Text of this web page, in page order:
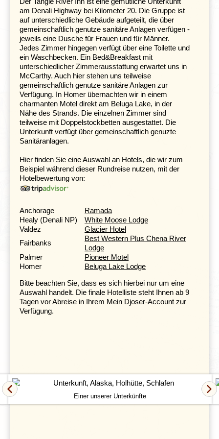
für vier Stunden unter.
Fairbanks & entspannen in den Chena Hot Springs
Tag 5 Healy - Fairbanks
Tag 6 Fairbanks: Chena Hot Springs
Wir setzen unsere Reise weiter nördlich in Richtung
Fairbanks fort, wo wir den Pioneer Park besuchen
können. Dieser Park zeigt die wunderschöne
Geschichte Alaskas, unter anderem mit
Originalhäusern, Museen und Ausstellungen.
warm in Richtung Entspannung. Zum Dahinschmelzen
schön, leuchten die Eisskulpturen imAurora
Eismuseumin sämtlichen Blau- und Rottönen. Hier
kann man stilvoll einen Cocktail in einem Eisglas in der
oder hoch zu Ross zu erkunden.
Alle Flugfahrt-Interessierten sollten sich einen Besuch
imPioneer Air MuseuminFairbanksnicht entgehen
lassen, wo sie u.a. ein restauriertes Doppeldecker-
Flugzeug bewundern können. Kulinarisch erwartet Sie
das Restaurant Alaska Salom Bake, in dem sie
unbegrenzt gegrillten Lachs, frischen Kabeljau, saftige
Steaks oder Krabben genießen können.
Berge, Gletscher und die Tangle Lakes
am Denali Highway bei Kilometer 20. Die Gruppe ist
auf unterschiedliche Gebäude aufgeteilt, die über
gemeinschaftlich genutze sanitäre Anlagen verfügen -
jeweils eine Dusche für Frauen und für Männer.
Jedes Zimmer hingegen verfügt über eine Toilette und
ein Waschbecken. Ein Bed&Breakfast mit
unterschiedlicher Zimmerausstattung erwartet uns in
McCarthy. Auch hier stehen uns teilweise
gemeinschaftlich genutze sanitäre Anlagen zur
Verfügung. In Homer übernachten wir in einem
charmanten Motel direkt am Beluga Lake, in der
Nähe des Strands. Die einzelnen Zimmer sind
teilweise mit Doppelstockbetten ausgestattet. Die
Unterkunft verfügt über gemeinschaftlich genuzte
Sanitäranlagen.
Hier finden Sie eine Auswahl an Hotels, die wir zum
Beispiel während dieser Rundreise nutzen, mit der
Hotelbewertung von:
Anchorage
Ramada
Healy (Denali NP)
White Moose Lodge
Valdez
Glacier Hotel
Fairbanks
Best Western Plus Chena River
Lodge
Palmer
Pioneer Motel
Homer
Beluga Lake Lodge
Bitte beachten Sie, dass es sich hierbei nur um eine
Auswahl handelt. Die finale Hotelliste steht Ihnen ab 9
Tagen vor Abreise in Ihrem Mein Djoser-Account zur
Verfügung.
Einer unserer Unterkünfte